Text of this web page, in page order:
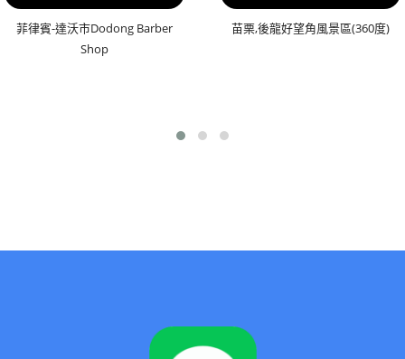
菲律賓-達沃市Dodong Barber
Shop
苗栗,後龍好望角風景區(360度)